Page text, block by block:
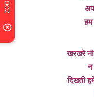
खरखरे
न
दिखती